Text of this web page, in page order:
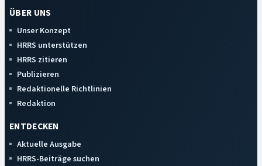
ÜBER UNS
Unser Konzept
HRRS unterstützen
HRRS zitieren
Publizieren
Redaktionelle Richtlinien
Redaktion
ENTDECKEN
Aktuelle Ausgabe
HRRS-Beiträge suchen